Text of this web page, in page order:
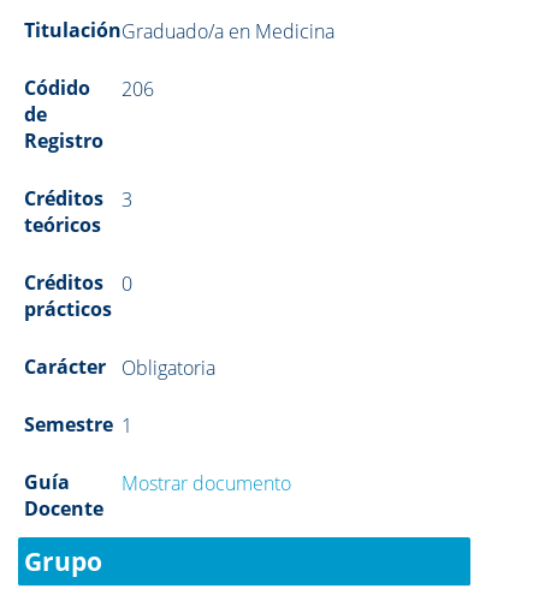
TitulaciónGraduado/a en Medicina
Códido
de
Registro
206
Créditos
teóricos
3
Créditos
prácticos
0
Carácter Obligatoria
Semestre 1
Guía
Docente
Mostrar documento
Grupo